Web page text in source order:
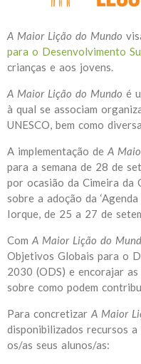
A Maior Lição do Mundo
para o Desenvolvimento
crianças e aos jovens.
A Maior Lição do Mundo é
à qual se associam
UNESCO, bem como
A implementação de A
para a semana de 28 de
por ocasião da Cimeira da
sobre a adoção da
Iorque, de 25 a 27 de
Com A Maior Lição do
Objetivos Globais para o
2030 (ODS) e encorajar
sobre como podem
Para concretizar A Maior
disponibilizados recursos
os/as seus alunos/as: